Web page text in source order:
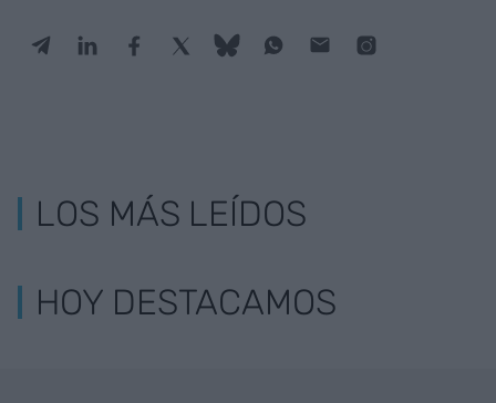
LOS MÁS LEÍDOS
HOY DESTACAMOS